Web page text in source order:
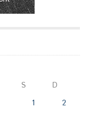
S
D
1
2